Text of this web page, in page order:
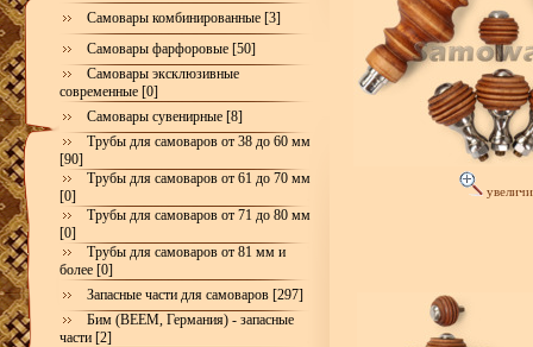
Самовары комбинированные [3]
Самовары фарфоровые [50]
Самовары эксклюзивные
современные [0]
Самовары сувенирные [8]
Трубы для самоваров от 38 до 60 мм
[90]
Трубы для самоваров от 61 до 70 мм
[0]
Трубы для самоваров от 71 до 80 мм
[0]
Трубы для самоваров от 81 мм и
более [0]
Запасные части для самоваров [297]
Бим (BEEM, Германия) - запасные
части [2]